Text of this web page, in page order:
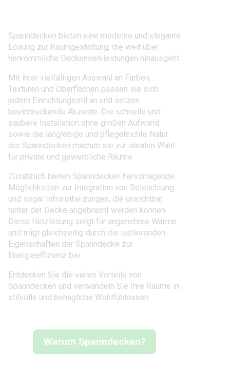
Spanndecken bieten eine moderne und elegante
Lösung zur Raumgestaltung, die weit über
herkömmliche Deckenverkleidungen hinausgeht.
Mit ihrer vielfältigen Auswahl an Farben,
Texturen und Oberflächen passen sie sich
jedem Einrichtungsstil an und setzen
beeindruckende Akzente. Die schnelle und
saubere Installation ohne großen Aufwand
sowie die langlebige und pflegeleichte Natur
der Spanndecken machen sie zur idealen Wahl
für private und gewerbliche Räume.
Zusätzlich bieten Spanndecken hervorragende
Möglichkeiten zur Integration von Beleuchtung
und sogar Infrarotheizungen, die unsichtbar
hinter der Decke angebracht werden können.
Diese Heizlösung sorgt für angenehme Wärme
und trägt gleichzeitig durch die isolierenden
Eigenschaften der Spanndecke zur
Energieeffizienz bei.
Entdecken Sie die vielen Vorteile von
Spanndecken und verwandeln Sie Ihre Räume in
stilvolle und behagliche Wohlfühloasen.
Warum Spanndecken?